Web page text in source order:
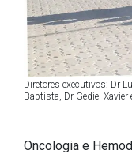
Diretores executivos: Dr
Baptista, Dr Gediel Xavier
Oncologia e